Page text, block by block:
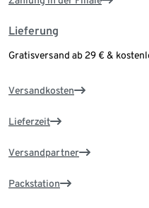
Lieferung
Gratisversand ab 29 € &
Versandkosten
Lieferzeit
Versandpartner
Packstation